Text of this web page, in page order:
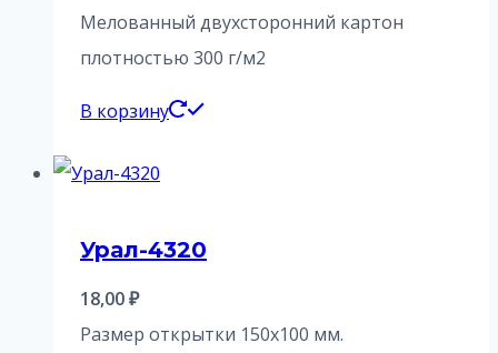
Мелованный двухсторонний картон
плотностью 300 г/м2
В корзину
Урал-4320
18,00₽
Размер открытки 150х100 мм.